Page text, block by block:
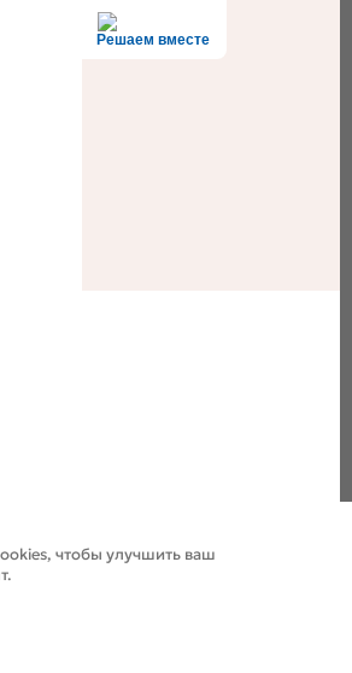
Решаем вместе
чтобы улучшить ваш